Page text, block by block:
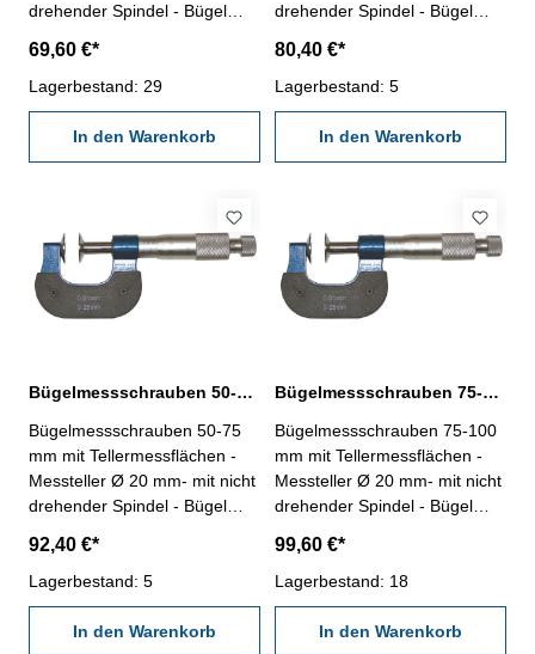
drehender Spindel - Bügel
mattverchromt - mit Ratsche -
Ablesung 0,01 mm - im
Behältnis/Kasten Messbereich
0 - 25 mm
69,60 €*
Lagerbestand: 29
In den Warenkorb
drehender Spindel - Bügel
mattverchromt - mit Ratsche -
Ablesung 0,01 mm - im
Behältnis/Kasten Messbereich
25 - 50 mm
80,40 €*
Lagerbestand: 5
In den Warenkorb
Bügelmessschrauben 50-75 mm mit Tellermessflächen Ø 20 mm
Bügelmessschrauben 50-75
mm mit Tellermessflächen -
Messteller Ø 20 mm- mit nicht
drehender Spindel - Bügel
mattverchromt - mit Ratsche -
Ablesung 0,01 mm - im
Behältnis/Kasten Messbereich
50 - 75 mm
92,40 €*
Lagerbestand: 5
In den Warenkorb
Bügelmessschrauben 75-100 mm mit Tellermessflächen Ø 20 mm
Bügelmessschrauben 75-100
mm mit Tellermessflächen -
Messteller Ø 20 mm- mit nicht
drehender Spindel - Bügel
mattverchromt - mit Ratsche -
Ablesung 0,01 mm - im
Behältnis/Kasten Messbereich
75 - 100 mm
99,60 €*
Lagerbestand: 18
In den Warenkorb